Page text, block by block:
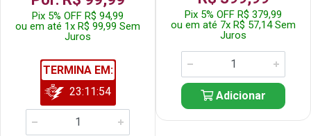
Pix 5% OFF R$ 94,99
ou em até 1x R$ 99,99 Sem
Juros
TERMINA EM:
23:11:53
Pix 5% OFF R$ 379,99
ou em até 7x R$ 57,14 Sem
Juros
Adicionar